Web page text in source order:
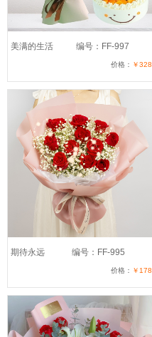
美满的生活 编号：FF-997
价格： ￥328
期待永远 编号：FF-995
价格： ￥178